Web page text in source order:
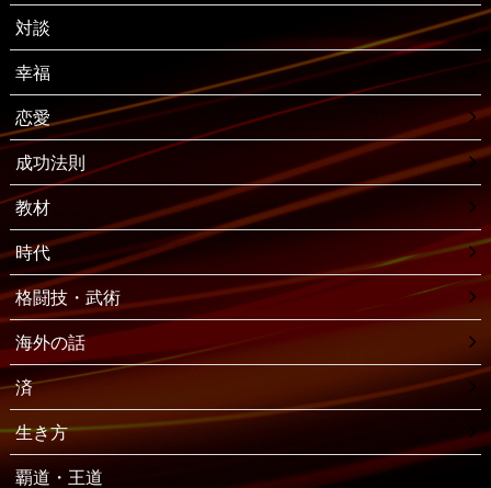
対談
幸福
恋愛
成功法則
教材
時代
格闘技・武術
海外の話
済
生き方
覇道・王道